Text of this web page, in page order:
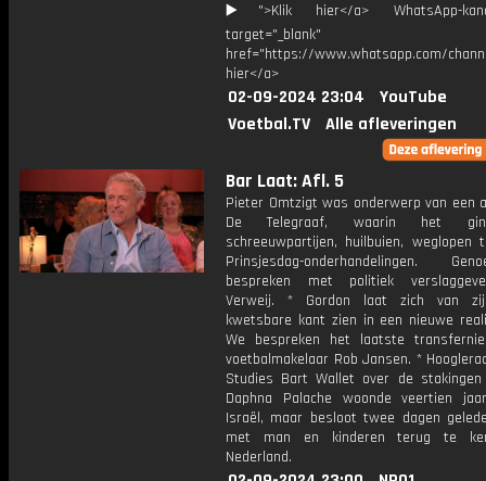
▶️">Klik hier</a> WhatsApp-
target="_blank"
href="https://www.whatsapp.com/
hier</a>
02-09-2024 23:04
YouTube
Voetbal.TV
Alle afleveringen
Bar Laat: Afl. 5
Pieter Omtzigt was onderwerp van een
De Telegraaf, waarin het
schreeuwpartijen, huilbuien, weglopen
Prinsjesdag-onderhandelingen.
bespreken met politiek
Verweij. * Gordon laat zich van
kwetsbare kant zien in een nieuwe
We bespreken het laatste
voetbalmakelaar Rob Jansen. *
Studies Bart Wallet over de
Daphna Palache woonde veertien
Israël, maar besloot twee dagen
met man en kinderen terug te
Nederland.